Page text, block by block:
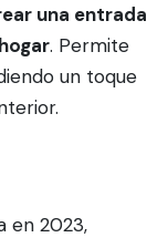
una entrada
. Permite
un toque
en 2023,